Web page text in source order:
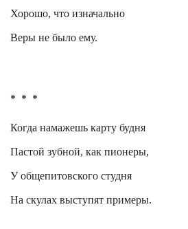
Хорошо, что изначально
Веры не было ему.
* * *
Когда намажешь карту будня
Пастой зубной, как пионеры,
У общепитовского студня
На скулах выступят примеры.